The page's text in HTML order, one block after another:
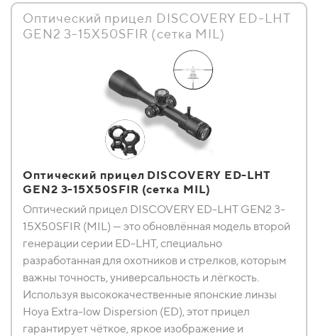
Оптический прицел DISCOVERY ED-LHT
GEN2 3-15X50SFIR (сетка MIL)
Оптический прицел DISCOVERY ED-LHT
GEN2 3-15X50SFIR (сетка MIL)
Оптический прицел DISCOVERY ED-LHT GEN2 3-
15X50SFIR (MIL) — это обновлённая модель второй
генерации серии ED-LHT, специально
разработанная для охотников и стрелков, которым
важны точность, универсальность и лёгкость.
Используя высококачественные японские линзы
Hoya Extra-low Dispersion (ED), этот прицел
гарантирует чёткое, яркое изображение и